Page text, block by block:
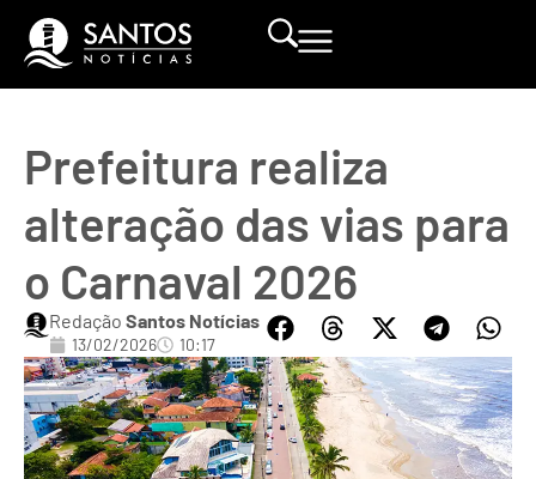
Prefeitura realiza
alteração das vias para
o Carnaval 2026
Redação Santos Notícias
13/02/2026 10:17